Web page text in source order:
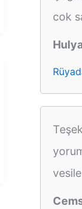
cok